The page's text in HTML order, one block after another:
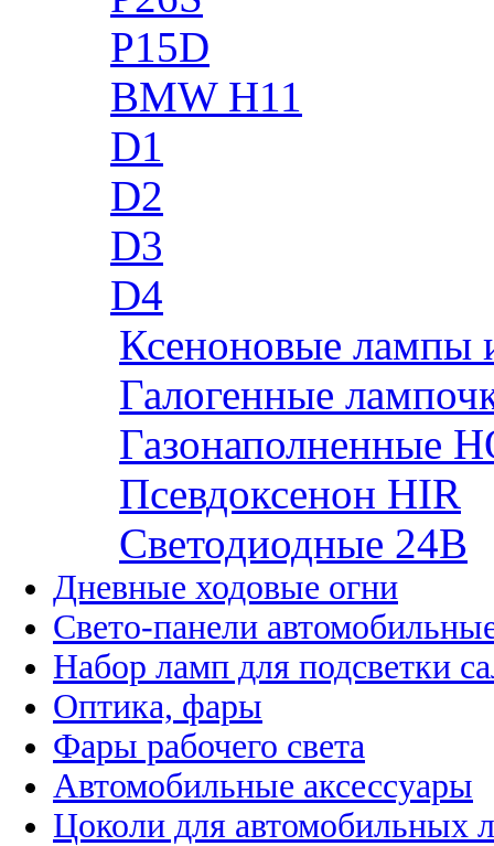
P15D
BMW H11
D1
D2
D3
D4
Ксеноновые лампы
Галогенные
Газонаполненные
Псевдоксенон HIR
Cветодиодные 24B
Дневные ходовые огни
Свето-панели
Набор ламп для подсветки
Оптика, фары
Фары рабочего света
Автомобильные аксессуары
Цоколи для автомобильных